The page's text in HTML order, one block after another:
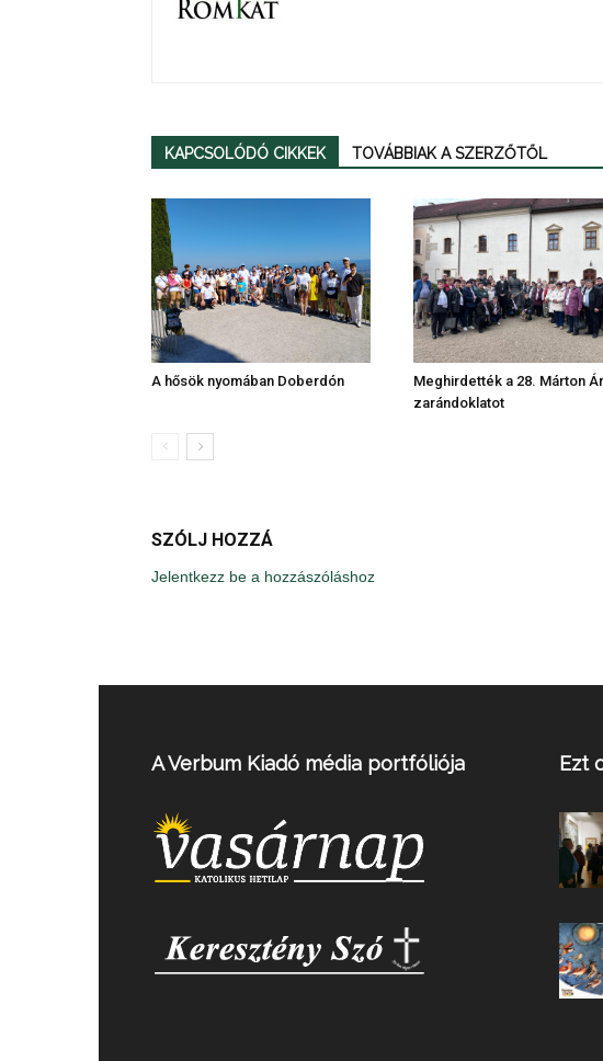
KAPCSOLÓDÓ CIKKEK TOVÁBBIAK A SZERZŐTŐL
A hősök nyomában Doberdón
Meghirdették a 28. Márton
zarándoklatot
SZÓLJ HOZZÁ
Jelentkezz be a hozzászóláshoz
A Verbum Kiadó média portfóliója Ezt